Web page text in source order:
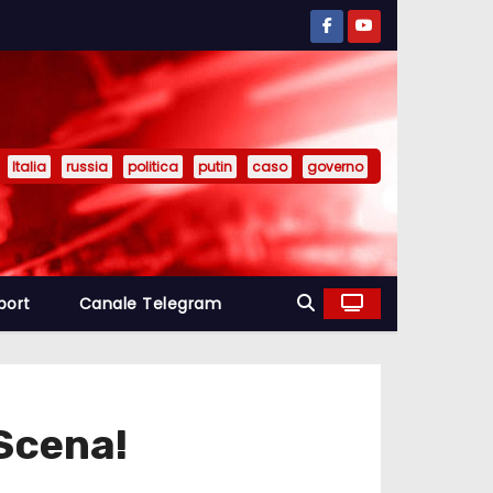
Italia russia politica putin caso governo
Canale Telegram